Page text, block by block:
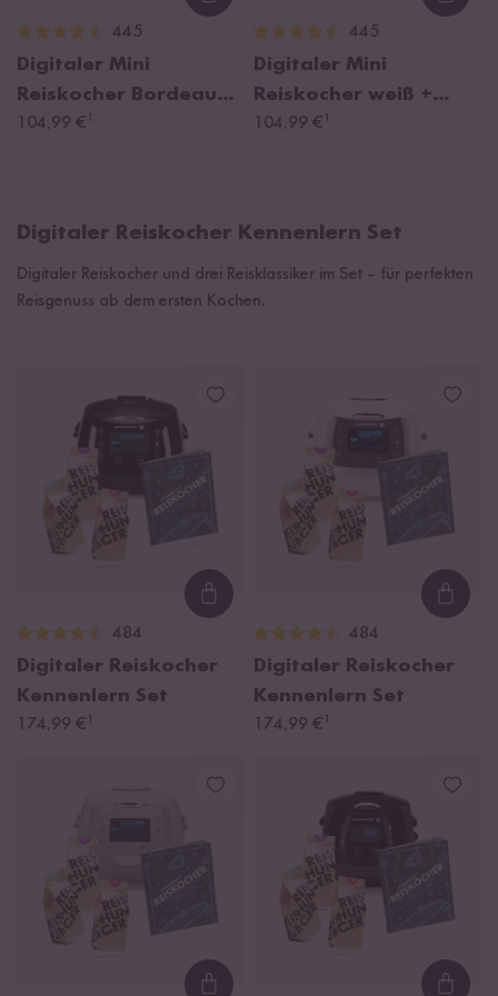
Loading...
445
Digitaler Mini
Reiskocher Bordeaux
+ Reishunger
104,99 € ¹
445
Digitaler Mini
Reiskocher weiß +
Reishunger Kochbuch
104,99 € ¹
Digitaler Reiskocher Kennenlern Set
Digitaler Reiskocher und drei Reisklassiker im Set – für perfekten
Reisgenuss ab dem ersten Kochen.
Loading...
484
Digitaler Reiskocher
Kennenlern Set
174,99 € ¹
484
Digitaler Reiskocher
Kennenlern Set
174,99 € ¹